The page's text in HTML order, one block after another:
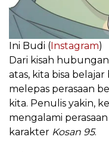
Ini Budi ( Instagram)
Dari kisah
atas, kita bisa
melepas perasaan
kita. Penulis yakin,
mengalami
karakter Kosan 95.